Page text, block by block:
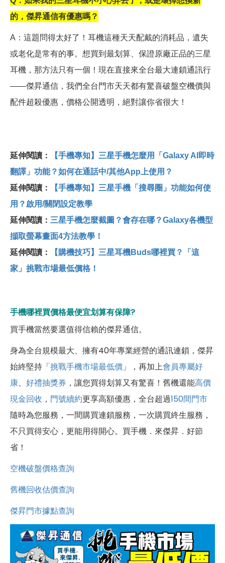
的，傑昇通信有優惠嗎？
A ：這題問得太好了！耳機這種天天配戴的消耗品，遺失
或老化是常有的事。想買到最划算、保證原廠正品的三星
耳機，那方法只有一個！現在直接來全台最大連鎖通訊行
——傑昇通信，我們全台門市天天都有驚喜破盤空機價與
配件超殺優惠，價格公開透明，絕對讓你省很大！
延伸閱讀：
【手機專知】三星手機怎麼用「Galaxy AI即時
翻譯」功能？如何在通話中/其他App上使用？
延伸閱讀：
【手機專知】三星手機「搜尋圈」功能如何使
用？啟用/關閉設定教學
延伸閱讀： 三星手機怎麼截圖？會存在哪？Galaxy各機型
擷取螢幕畫面4方法教學！
延伸閱讀：
【購機技巧】三星耳機Buds哪裡買？「這
家」挑戰市場最低價格！
手機哪裡買價格最便宜划算有保障?
買手機當然要選值得信賴的傑昇通信。
身為全台規模最大、擁有40年專業經營的通訊連鎖，傑昇
始終堅持「挑戰手機市場最低價 」，再加上會員專屬好
康、 好禮抽獎券 ，讓您買得划算又有驚喜！舊機還能高價
現金回收 ， 門號續約更享高額優惠，全台超過150間門市
隨時為您服務，一間購買連鎖服務，一次購買終生服務，
不只買得安心，更能用得開心。買手機．來傑昇．好節
省！
空機破盤價格查詢
舊機回收估價查詢
傑昇門市據點查詢